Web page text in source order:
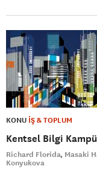
KONU İŞ & TOPLUM
Kentsel Bilgi
Richard Florida Masaki
Konyukova